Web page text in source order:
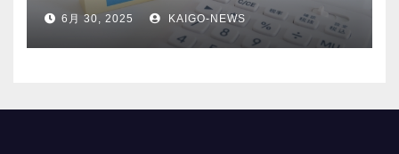
6月 30, 2025 KAIGO-NEWS